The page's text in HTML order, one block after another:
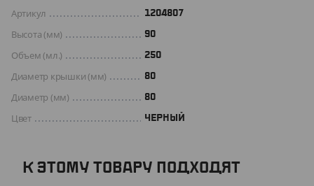
Артикул 1204807
Высота (мм) 90
Объем (мл.) 250
Диаметр крышки (мм) 80
Диаметр (мм) 80
Цвет ЧЕРНЫЙ
К ЭТОМУ ТОВАРУ ПОДХОДЯТ